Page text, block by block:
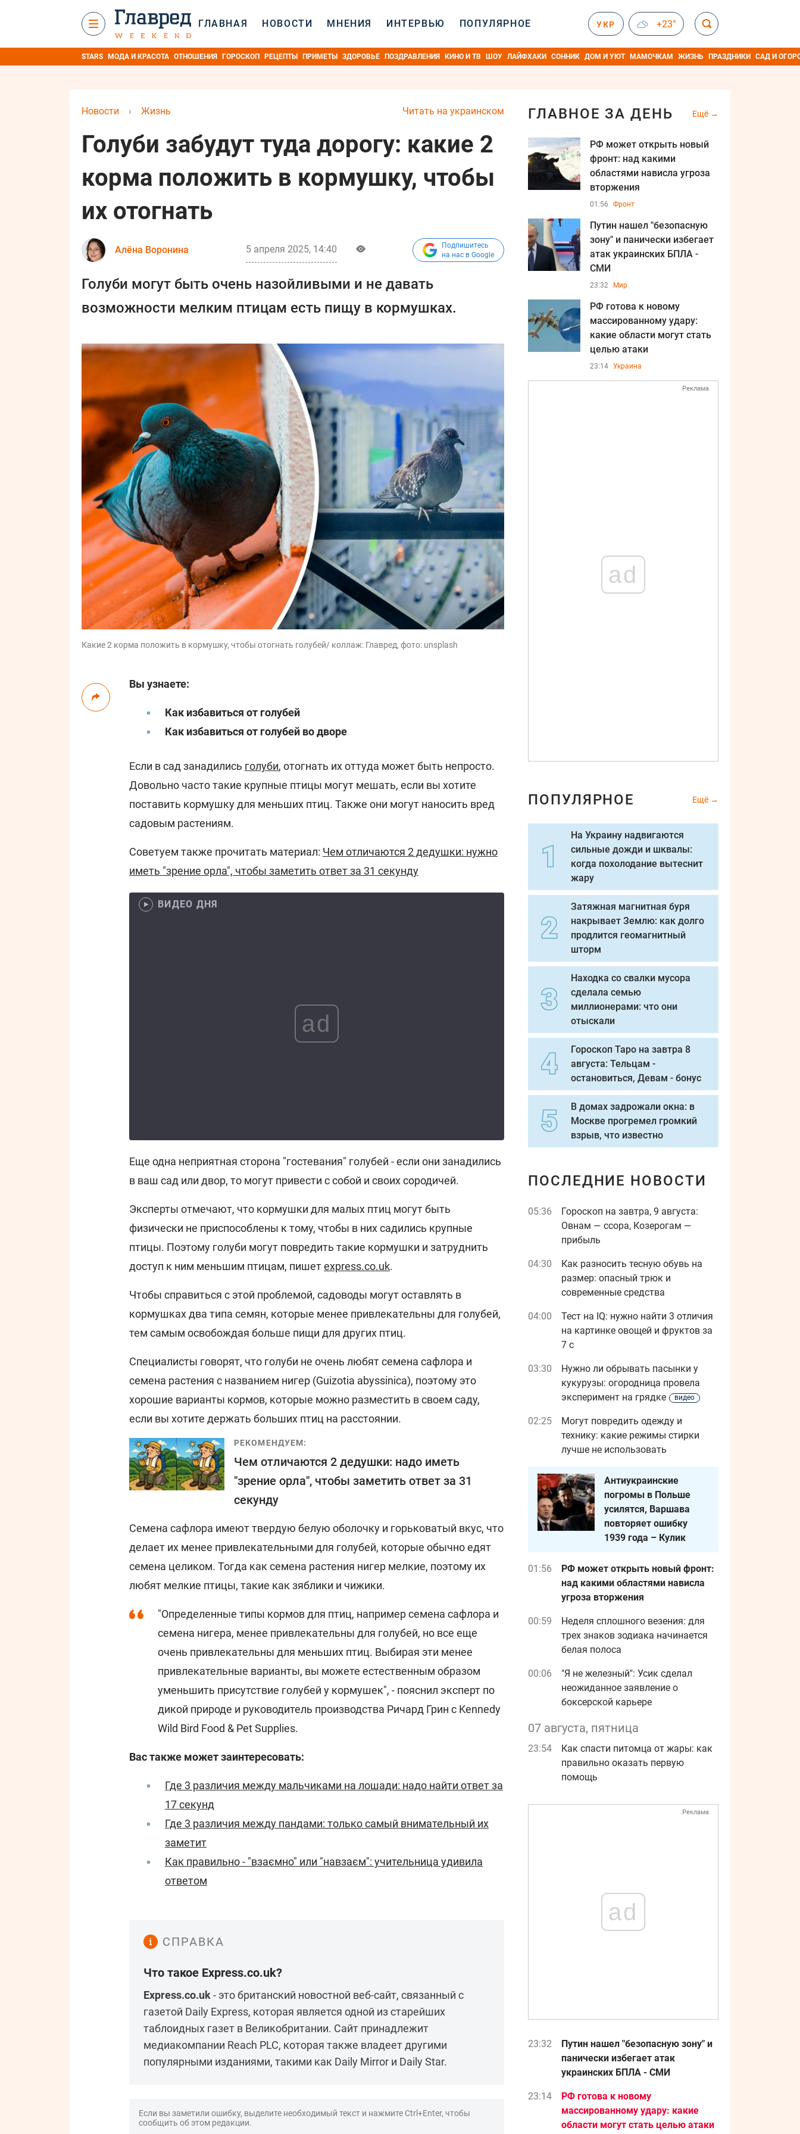
ГЛАВНАЯ НОВОСТИ МНЕНИЯ ИНТЕРВЬЮ ПОПУЛЯРНОЕ УКР +23°
STARS МОДА И КРАСОТА ОТНОШЕНИЯ ГОРОСКОП РЕЦЕПТЫ ПРИМЕТЫ ЗДОРОВЬЕ ПОЗДРАВЛЕНИЯ КИНО И ТВ ШОУ ЛАЙФХАКИ СОННИК ДОМ И УЮТ МАМОЧКАМ ЖИЗНЬ ПРАЗДНИКИ САД И
Читать на украинском
Новости › Жизнь
Голуби забудут туда дорогу: какие 2
корма положить в кормушку, чтобы
их отогнать
Алёна Воронина 5 апреля 2025, 14:40
Подпишитесь
на нас в Google
Голуби могут быть очень назойливыми и не давать
возможности мелким птицам есть пищу в кормушках.
Какие 2 корма положить в кормушку, чтобы отогнать голубей/ коллаж: Главред, фото: unsplash
Вы узнаете:
Как избавиться от голубей
Как избавиться от голубей во дворе
Если в сад занадились голуби, отогнать их оттуда может быть непросто.
Довольно часто такие крупные птицы могут мешать, если вы хотите
поставить кормушку для меньших птиц. Также они могут наносить вред
садовым растениям.
Советуем также прочитать материал: Чем отличаются 2 дедушки: нужно
иметь "зрение орла", чтобы заметить ответ за 31 секунду
ВИДЕО ДНЯ
ad
Еще одна неприятная сторона "гостевания" голубей - если они занадились
в ваш сад или двор, то могут привести с собой и своих сородичей.
Эксперты отмечают, что кормушки для малых птиц могут быть
физически не приспособлены к тому, чтобы в них садились крупные
птицы. Поэтому голуби могут повредить такие кормушки и затруднить
доступ к ним меньшим птицам, пишетexpress.co.uk.
Чтобы справиться с этой проблемой, садоводы могут оставлять в
кормушках два типа семян, которые менее привлекательны для голубей,
тем самым освобождая больше пищи для других птиц.
Специалисты говорят, что голуби не очень любят семена сафлора и
семена растения с названием нигер (Guizotia abyssinica), поэтому это
хорошие варианты кормов, которые можно разместить в своем саду,
если вы хотите держать больших птиц на расстоянии.
РЕКОМЕНДУЕМ:
Чем отличаются 2 дедушки: надо иметь
"зрение орла", чтобы заметить ответ за 31
секунду
Семена сафлора имеют твердую белую оболочку и горьковатый вкус, что
делает их менее привлекательными для голубей, которые обычно едят
семена целиком. Тогда как семена растения нигер мелкие, поэтому их
любят мелкие птицы, такие как зяблики и чижики.
"Определенные типы кормов для птиц, например семена сафлора и
семена нигера, менее привлекательны для голубей, но все еще
очень привлекательны для меньших птиц. Выбирая эти менее
привлекательные варианты, вы можете естественным образом
уменьшить присутствие голубей у кормушек", - пояснил эксперт по
дикой природе и руководитель производства Ричард Грин с Kennedy
Wild Bird Food & Pet Supplies.
Вас также может заинтересовать:
Где 3 различия между мальчиками на лошади: надо найти ответ за
17 секунд
Где 3 различия между пандами: только самый внимательный их
заметит
Как правильно - "взаємно" или "навзаєм": учительница удивила
ответом
СПРАВКА
Что такое Express.co.uk?
Express.co.uk- это британский новостной веб-сайт, связанный с
газетой Daily Express, которая является одной из старейших
таблоидных газет в Великобритании. Сайт принадлежит
медиакомпании Reach PLC, которая также владеет другими
популярными изданиями, такими как Daily Mirror и Daily Star.
Если вы заметили ошибку, выделите необходимый текст и нажмите Ctrl+Enter, чтобы
сообщить об этом редакции.
ГЛАВНОЕ ЗА ДЕНЬ Ещё
РФ может открыть новый
фронт: над какими
областями нависла угроза
вторжения
01:56 Фронт
Путин нашел "безопасную
зону" и панически избегает
атак украинских БПЛА -
СМИ
23:32 Мир
РФ готова к новому
массированному удару:
какие области могут стать
целью атаки
23:14 Украина
Реклама
ad
ПОПУЛЯРНОЕ Ещё
На Украину надвигаются
сильные дожди и шквалы:
когда похолодание вытеснит
жару
Затяжная магнитная буря
накрывает Землю: как долго
продлится геомагнитный
шторм
Находка со свалки мусора
сделала семью
миллионерами: что они
отыскали
Гороскоп Таро на завтра 8
августа: Тельцам -
остановиться, Девам - бонус
В домах задрожали окна: в
Москве прогремел громкий
взрыв, что известно
ПОСЛЕДНИЕ НОВОСТИ
05:36
Гороскоп на завтра, 9 августа:
Овнам — ссора, Козерогам —
прибыль
04:30
Как разносить тесную обувь на
размер: опасный трюк и
современные средства
04:00
Тест на IQ: нужно найти 3 отличия
на картинке овощей и фруктов за
7 с
03:30
Нужно ли обрывать пасынки у
кукурузы: огородница провела
эксперимент на грядке
видео
02:25
Могут повредить одежду и
технику: какие режимы стирки
лучше не использовать
Антиукраинские
погромы в Польше
усилятся, Варшава
повторяет ошибку
1939 года – Кулик
01:56
РФ может открыть новый фронт:
над какими областями нависла
угроза вторжения
00:59
Неделя сплошного везения: для
трех знаков зодиака начинается
белая полоса
00:06
"Я не железный": Усик сделал
неожиданное заявление о
боксерской карьере
07 августа, пятница
23:54
Как спасти питомца от жары: как
правильно оказать первую
помощь
Реклама
ad
23:32
Путин нашел "безопасную зону" и
панически избегает атак
украинских БПЛА - СМИ
23:14
РФ готова к новому
массированному удару: какие
области могут стать целью атаки